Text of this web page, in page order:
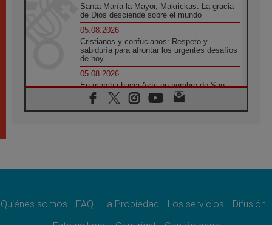
Santa María la Mayor, Makrickas: La gracia
de Dios desciende sobre el mundo
05.08.2026
Cristianos y confucianos: Respeto y
sabiduría para afrontar los urgentes desafíos
de hoy
05.08.2026
En marcha hacia Asís en nombre de San
Francisco, a la espera de León
05.08.2026
quienes bendicen la guerra
Quiénes somos FAQ La Propiedad Los servicios
Difusión